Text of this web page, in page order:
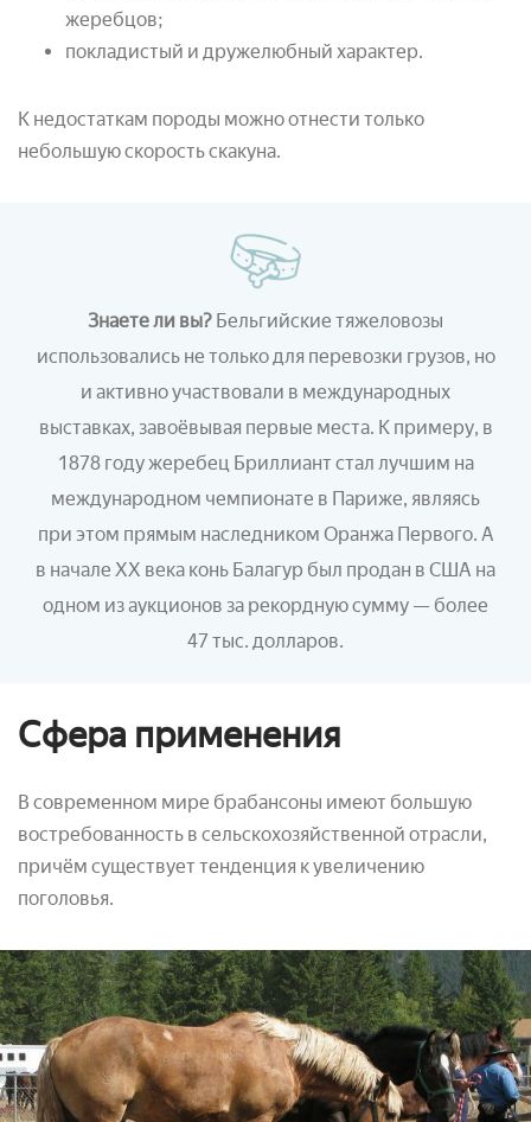
жеребцов;
покладистый и дружелюбный характер.
К недостаткам породы можно отнести только
небольшую скорость скакуна.
Знаете ли вы? Бельгийские тяжеловозы
использовались не только для перевозки грузов, но
и активно участвовали в международных
выставках, завоёвывая первые места. К примеру, в
1878 году жеребец Бриллиант стал лучшим на
международном чемпионате в Париже, являясь
при этом прямым наследником Оранжа Первого. А
в начале XX века конь Балагур был продан в США на
одном из аукционов за рекордную сумму — более
47 тыс. долларов.
Сфера применения
В современном мире брабансоны имеют большую
востребованность в сельскохозяйственной отрасли,
причём существует тенденция к увеличению
поголовья.